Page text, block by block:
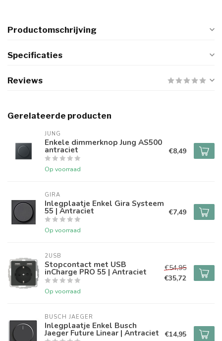
Productomschrijving
Specificaties
Reviews
Gerelateerde producten
JUNG
Enkele dimmerknop Jung AS500
antraciet
Op voorraad
€8,49
GIRA
Inlegplaatje Enkel Gira Systeem
55 | Antraciet
Op voorraad
€7,49
2USB
Stopcontact met USB
inCharge PRO 55 | Antraciet
Op voorraad
€54,95
€35,72
BUSCH JAEGER
Inlegplaatje Enkel Busch
Jaeger Future Linear | Antraciet €14,95